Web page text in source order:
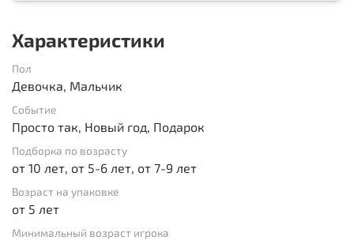
Характеристики
Пол
Девочка, Мальчик
Событие
Просто так, Новый год, Подарок
Подборка по возрасту
от 10 лет, от 5-6 лет, от 7-9 лет
Возраст на упаковке
от 5 лет
Минимальный возраст игрока